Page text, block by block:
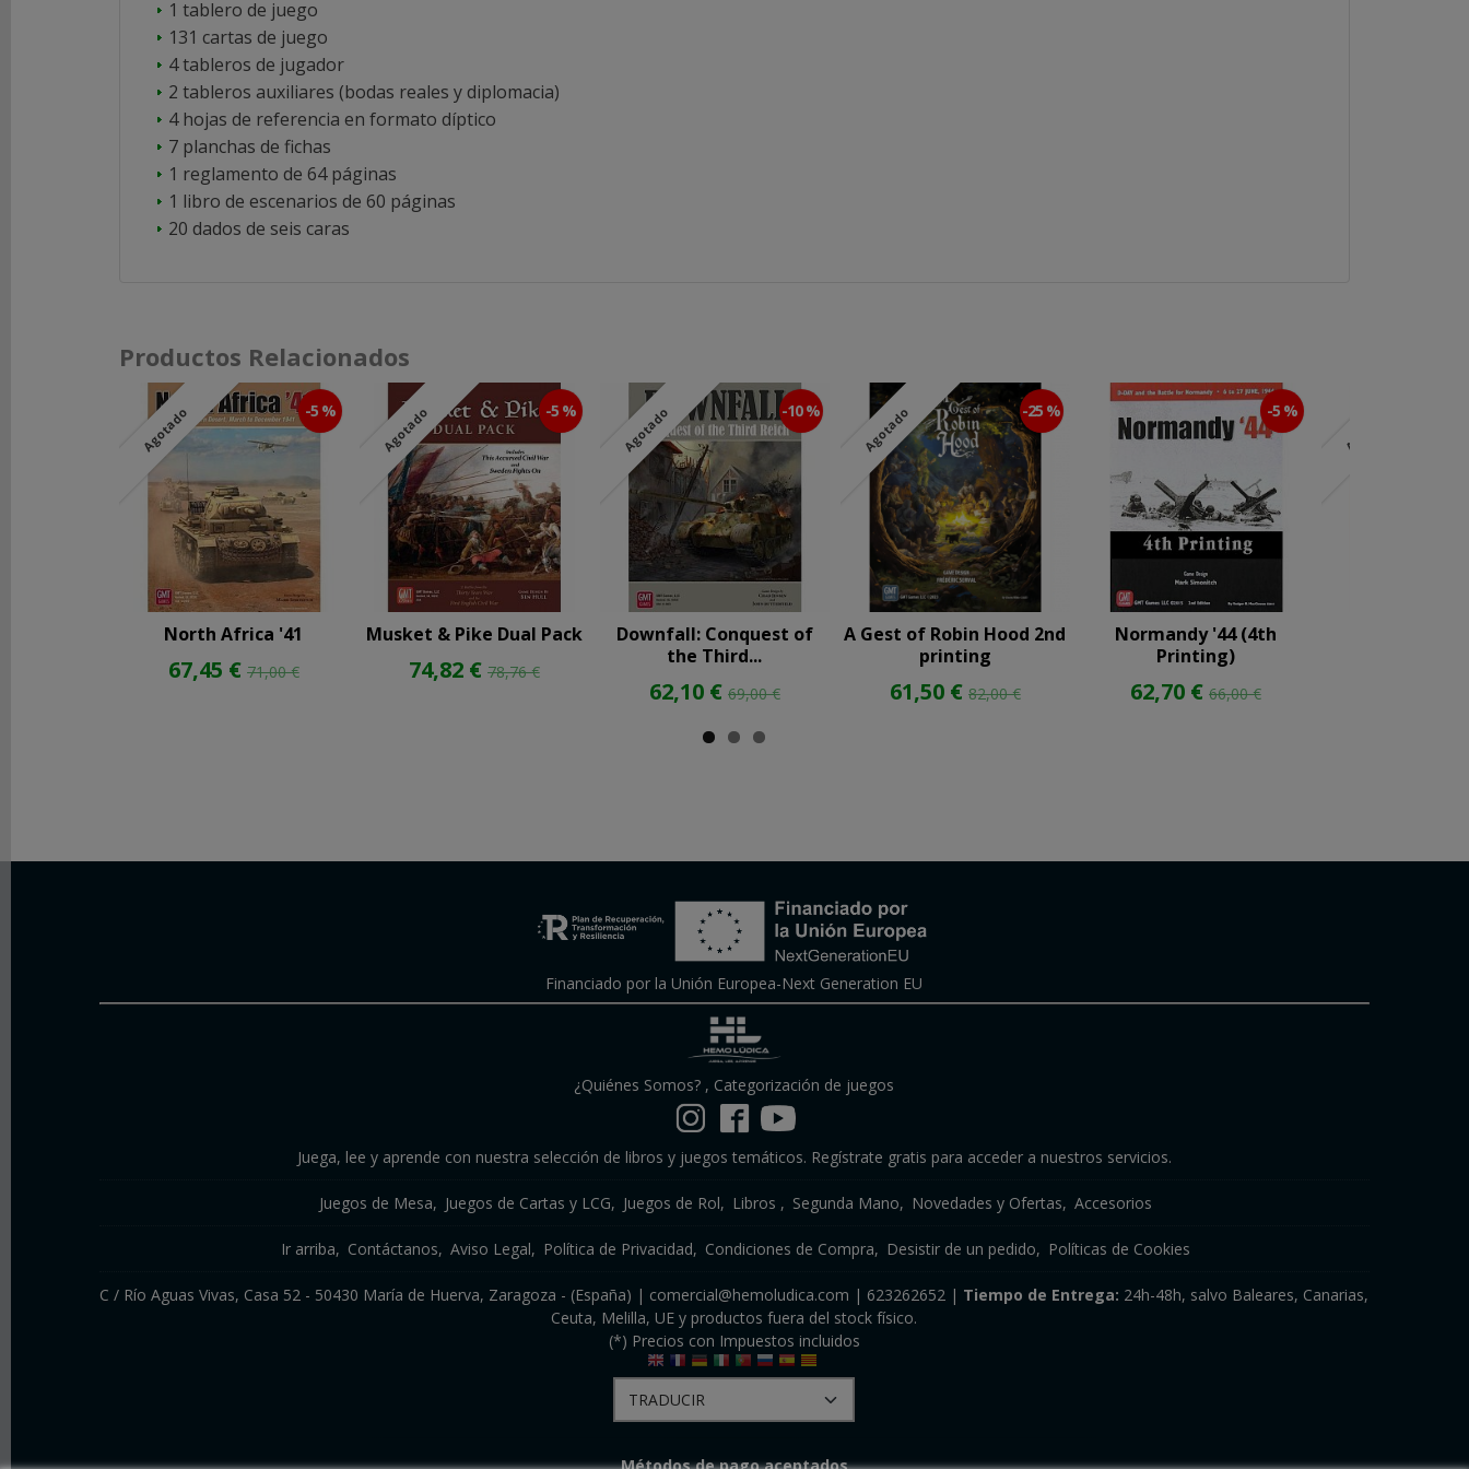
1 tablero de juego
131 cartas de juego
4 tableros de jugador
2 tableros auxiliares (bodas reales y diplomacia)
4 hojas de referencia en formato díptico
7 planchas de fichas
1 reglamento de 64 páginas
1 libro de escenarios de 60 páginas
20 dados de seis caras
Productos Relacionados
Agotado -5 %
North Africa '41
67,45 € 71,00 €
Agotado -5 %
Musket & Pike Dual Pack
74,82 € 78,76 €
Agotado -10 %
Downfall: Conquest of
the Third...
62,10 € 69,00 €
Agotado -25 %
A Gest of Robin Hood 2nd
printing
61,50 € 82,00 €
-5 %
Normandy '44 (4th
Printing)
62,70 € 66,00 €
Agotado
Financiado por la Unión Europea-Next Generation EU
¿Quiénes Somos? , Categorización de juegos
Juega, lee y aprende con nuestra selección de libros y juegos temáticos. Regístrate gratis para acceder a nuestros servicios.
Juegos de Mesa Juegos de Cartas y LCG Juegos de Rol Libros Segunda Mano Novedades y Ofertas Accesorios
Ir arriba Contáctanos Aviso Legal Política de Privacidad Condiciones de Compra Desistir de un pedido Políticas de Cookies
C / Río Aguas Vivas, Casa 52 - 50430 María de Huerva, Zaragoza - (España) | comercial@hemoludica.com | 623262652 | Tiempo de Entrega: 24h-48h, salvo Baleares, Canarias,
Ceuta, Melilla, UE y productos fuera del stock físico.
(*) Precios con Impuestos incluidos